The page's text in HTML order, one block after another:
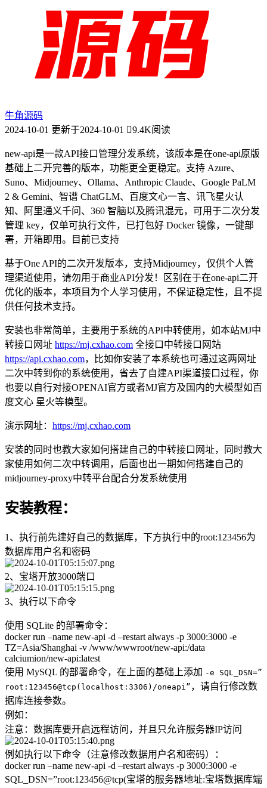
牛角源码
2024-10-01 更新于2024-10-01 9.4K阅读
new-api是一款API接口管理分发系统，该版本是在one-api原版
基础上二开完善的版本，功能更全更稳定。支持 Azure、
Suno、Midjourney、Ollama、Anthropic Claude、Google PaLM
2 & Gemini、智谱 ChatGLM、百度文心一言、讯飞星火认
知、阿里通义千问、360 智脑以及腾讯混元，可用于二次分发
管理 key，仅单可执行文件，已打包好 Docker 镜像，一键部
署，开箱即用。目前已支持
基于One API的二次开发版本，支持Midjourney，仅供个人管
理渠道使用，请勿用于商业API分发！区别在于在one-api二开
优化的版本，本项目为个人学习使用，不保证稳定性，且不提
供任何技术支持。
安装也非常简单，主要用于系统的API中转使用，如本站MJ中
转接口网址 https://mj.cxhao.com 全接口中转接口网站
https://api.cxhao.com，比如你安装了本系统也可通过这两网址
二次中转到你的系统使用，省去了自建API渠道接口过程，你
也要以自行对接OPENAI官方或者MJ官方及国内的大模型如百
度文心 星火等模型。
演示网址： https://mj.cxhao.com
安装的同时也教大家如何搭建自己的中转接口网址，同时教大
家使用如何二次中转调用，后面也出一期如何搭建自己的
midjourney-proxy中转平台配合分发系统使用
安装教程：
1、执行前先建好自己的数据库，下方执行中的root:123456为
数据库用户名和密码
2、宝塔开放3000端口
3、执行以下命令
使用 SQLite 的部署命令：
docker run –name new-api -d –restart always -p 3000:3000 -e
TZ=Asia/Shanghai -v /www/wwwroot/new-api:/data
calciumion/new-api:latest
使用 MySQL 的部署命令，在上面的基础上添加 -e SQL_DSN=”
root:123456@tcp(localhost:3306)/oneapi” ，请自行修改数
据库连接参数。
例如：
注意：数据库要开启远程访问，并且只允许服务器IP访问
例如执行以下命令（注意修改数据用户名和密码）：
docker run –name new-api -d –restart always -p 3000:3000 -e
SQL_DSN=”root:123456@tcp(宝塔的服务器地址:宝塔数据库端